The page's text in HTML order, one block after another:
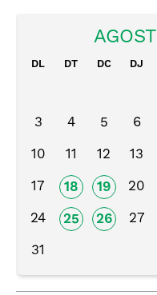
AGOST
DL DT DC DJ
3 4 5 6
10 11 12 13
17 18 19 20
24 25 26 27
31